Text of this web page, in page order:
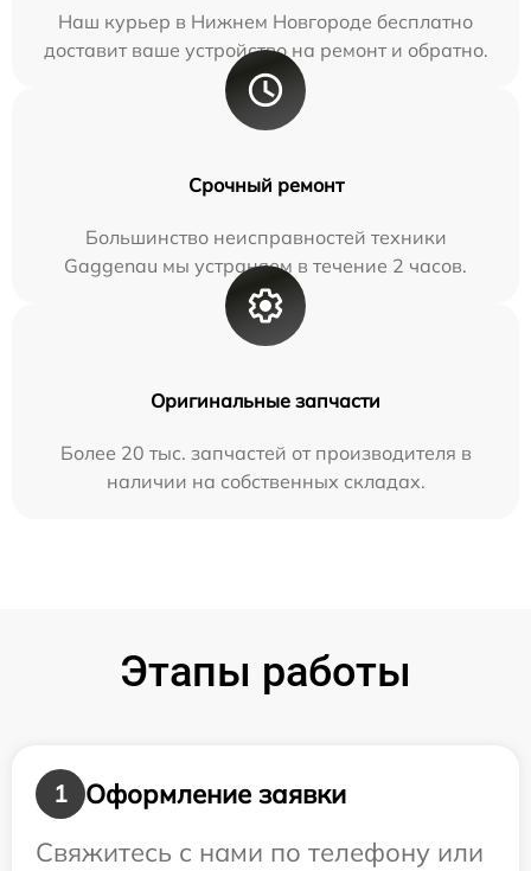
Наш курьер в Нижнем Новгороде бесплатно
доставит ваше устройство на ремонт и обратно.
Срочный ремонт
Большинство неисправностей техники
Gaggenau мы устраняем в течение 2 часов.
Оригинальные запчасти
Более 20 тыс. запчастей от производителя в
наличии на собственных складах.
Этапы работы
1
Оформление заявки
Свяжитесь с нами по телефону или